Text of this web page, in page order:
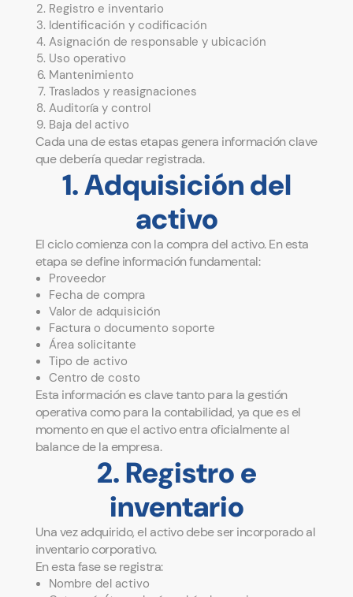
Registro e inventario
Identificación y codificación
Asignación de responsable y ubicación
Uso operativo
Mantenimiento
Traslados y reasignaciones
Auditoría y control
Baja del activo
Cada una de estas etapas genera información clave
que debería quedar registrada.
1. Adquisición del
activo
El ciclo comienza con la compra del activo. En esta
etapa se define información fundamental:
Proveedor
Fecha de compra
Valor de adquisición
Factura o documento soporte
Área solicitante
Tipo de activo
Centro de costo
Esta información es clave tanto para la gestión
operativa como para la contabilidad, ya que es el
momento en que el activo entra oficialmente al
balance de la empresa.
2. Registro e
inventario
Una vez adquirido, el activo debe ser incorporado al
inventario corporativo.
En esta fase se registra:
Nombre del activo